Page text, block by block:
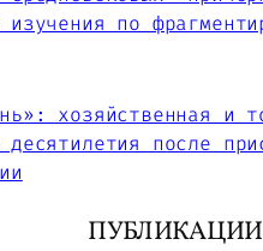
по
хозяйственная и
после
ПУБЛИКАЦИИ